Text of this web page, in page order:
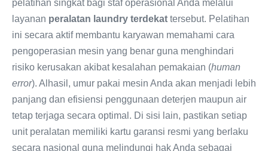
pelatihan singkat bagi staf operasional Anda melalui
layanan peralatan laundry terdekat tersebut. Pelatihan
ini secara aktif membantu karyawan memahami cara
pengoperasian mesin yang benar guna menghindari
risiko kerusakan akibat kesalahan pemakaian (human
error). Alhasil, umur pakai mesin Anda akan menjadi lebih
panjang dan efisiensi penggunaan deterjen maupun air
tetap terjaga secara optimal. Di sisi lain, pastikan setiap
unit peralatan memiliki kartu garansi resmi yang berlaku
secara nasional guna melindungi hak Anda sebagai